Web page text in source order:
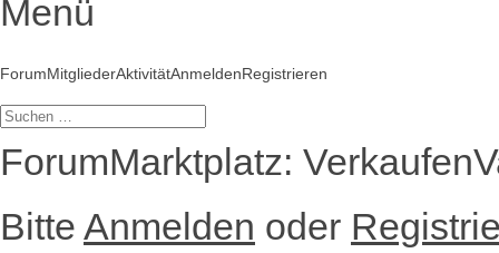
Menü
Navigation
ForumMitgliederAktivitätAnmeldenRegistrieren
Breadcrumbs
Du
bist
ForumMarktplatz: Verkaufen
Bitte Anmelden oder